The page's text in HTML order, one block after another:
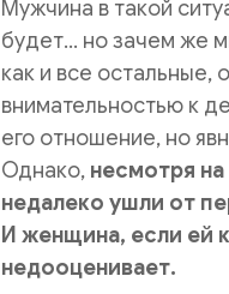
Мужчина в такой
будет… но зачем же
как и все остальные,
внимательностью к
его отношение, но
Однако, несмотря
недалеко ушли от
И женщина, если ей
недооценивает.